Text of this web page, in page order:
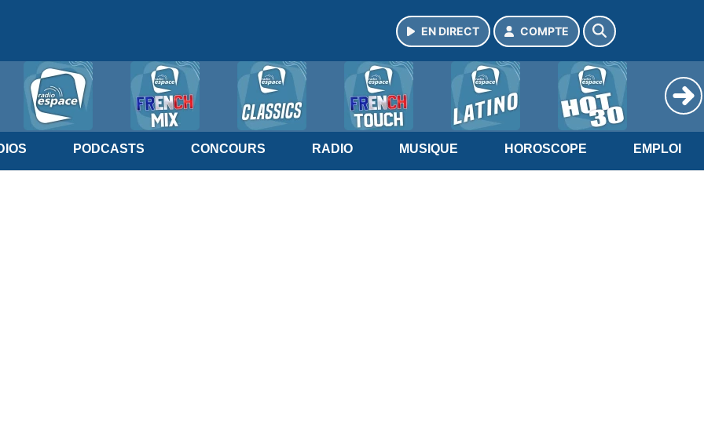
EN DIRECT COMPTE
PODCASTS CONCOURS RADIO MUSIQUE HOROSCOPE EMPLOI